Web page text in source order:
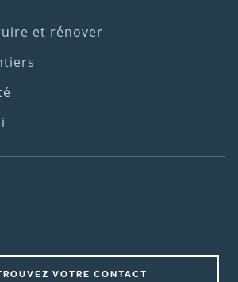
et rénover
VOTRE CONTACT